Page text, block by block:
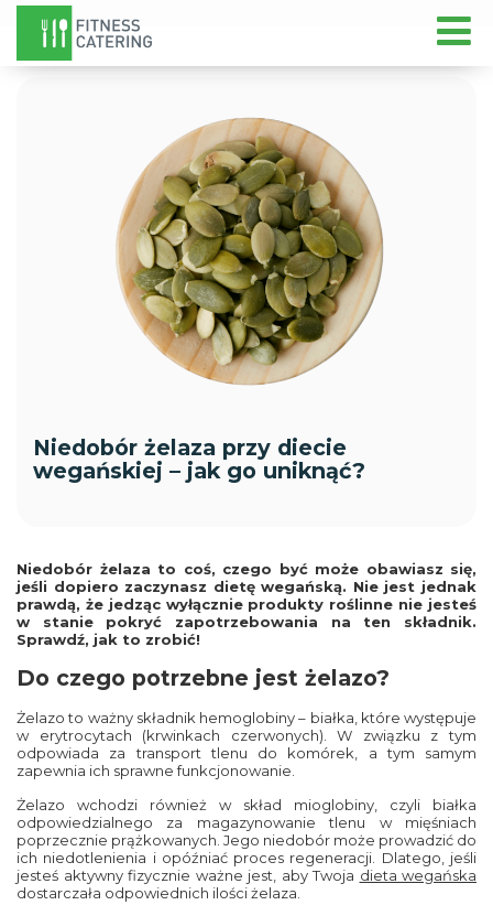
Niedobór żelaza przy diecie
wegańskiej – jak go uniknąć?
Niedobór żelaza to coś, czego być może obawiasz się,
jeśli dopiero zaczynasz dietę wegańską. Nie jest jednak
prawdą, że jedząc wyłącznie produkty roślinne nie jesteś
w stanie pokryć zapotrzebowania na ten składnik.
Sprawdź, jak to zrobić!
Do czego potrzebne jest żelazo?
Żelazo to ważny składnik hemoglobiny – białka, które występuje
w erytrocytach (krwinkach czerwonych). W związku z tym
odpowiada za transport tlenu do komórek, a tym samym
zapewnia ich sprawne funkcjonowanie.
Żelazo wchodzi również w skład mioglobiny, czyli białka
odpowiedzialnego za magazynowanie tlenu w mięśniach
poprzecznie prążkowanych. Jego niedobór może prowadzić do
ich niedotlenienia i opóźniać proces regeneracji. Dlatego, jeśli
jesteś aktywny fizycznie ważne jest, aby Twoja dieta wegańska
dostarczała odpowiednich ilości żelaza.